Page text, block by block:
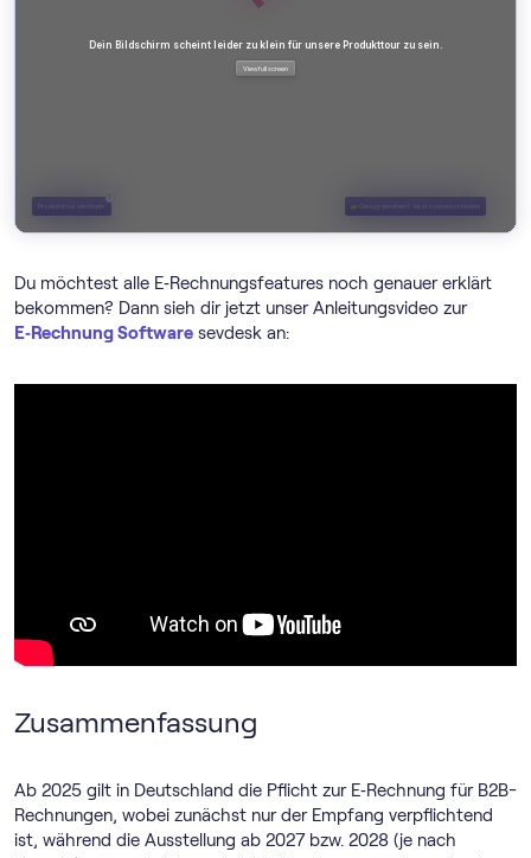
Du möchtest alle E‑Rechnungsfeatures noch genauer erklärt
bekommen? Dann sieh dir jetzt unser Anleitungsvideo zur
E‑Rechnung Software sevdesk an:
Zusammenfassung
Ab 2025 gilt in Deutschland die Pflicht zur E‑Rechnung für B2B-
Rechnungen, wobei zunächst nur der Empfang verpflichtend
ist, während die Ausstellung ab 2027 bzw. 2028 (je nach